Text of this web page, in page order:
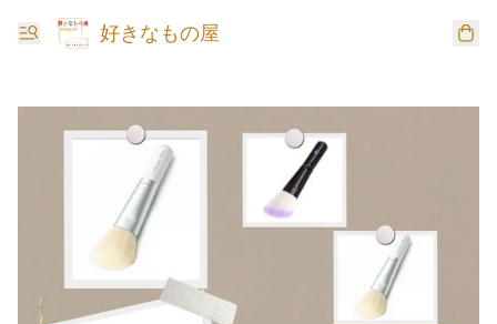
好きなもの屋